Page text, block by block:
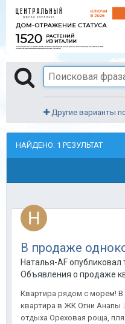
Другие варианты
НАЙДЕНО: 1 РЕЗУЛЬТАТ
В продаже
Наталья-AF опубликовал
Объявления о продаже
Квартира рядом с морем!
квартира в ЖК Огни Анапы
отдыха Ореховая роща,